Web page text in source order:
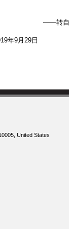
——转自
年9月29日
United States